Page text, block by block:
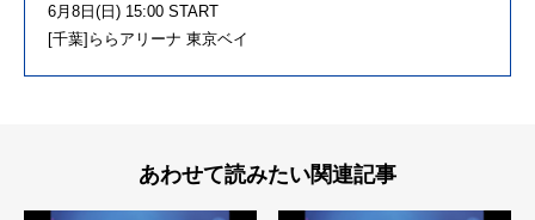
6月8日(日) 15:00 START
[千葉]ららアリーナ 東京ベイ
あわせて読みたい関連記事